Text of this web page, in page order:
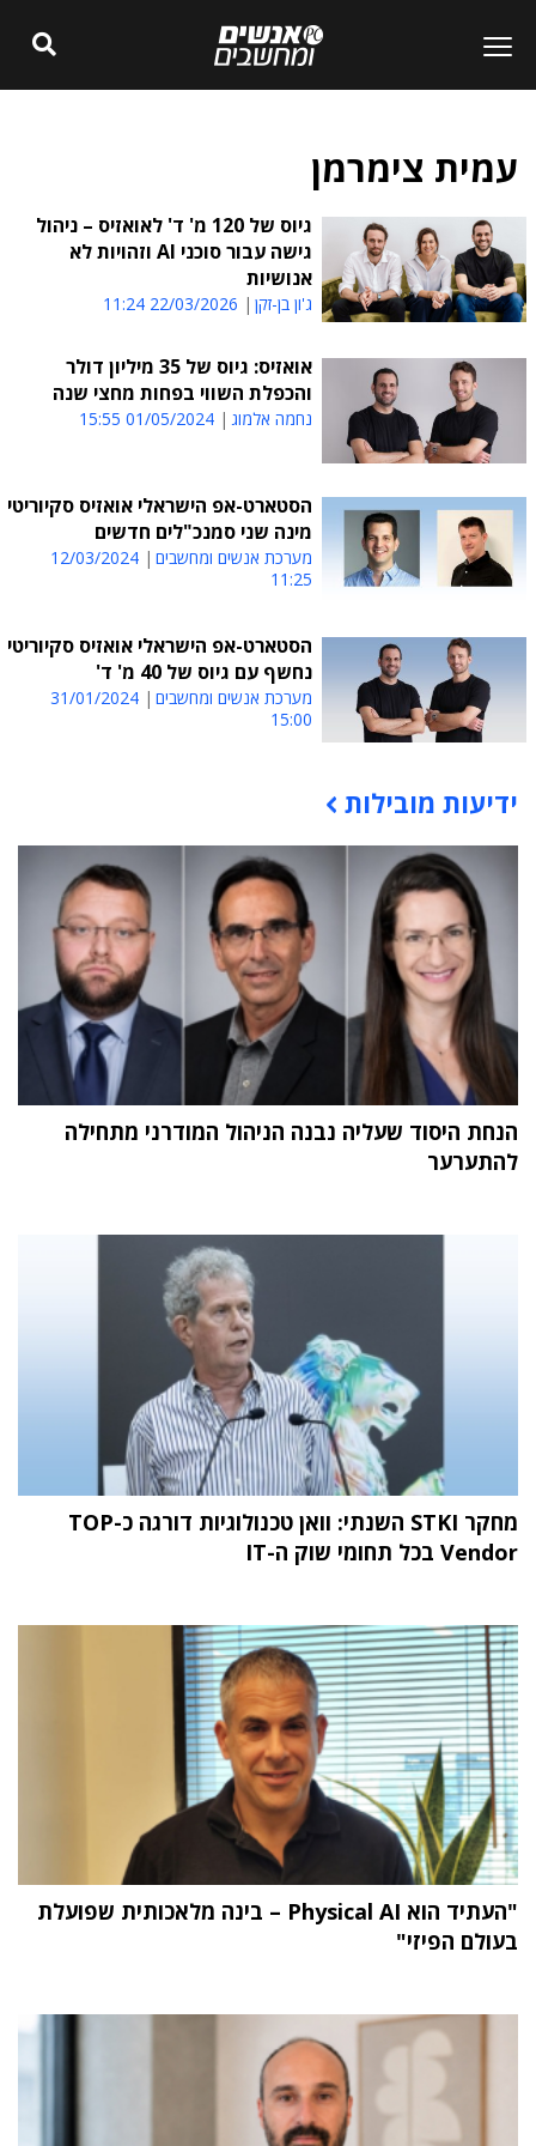
עמית צימרמן
גיוס של 120 מ' ד' לאואזיס – ניהול
גישה עבור סוכני AI וזהויות לא
אנושיות
ג'ון בן-זקן 22/03/2026 11:24
אואזיס: גיוס של 35 מיליון דולר
והכפלת השווי בפחות מחצי שנה
נחמה אלמוג 01/05/2024 15:55
הסטארט-אפ הישראלי אואזיס סקיוריטי
מינה שני סמנכ"לים חדשים
מערכת אנשים ומחשבים
12/03/2024
11:25
הסטארט-אפ הישראלי אואזיס סקיוריטי
נחשף עם גיוס של 40 מ' ד'
מערכת אנשים ומחשבים
31/01/2024
15:00
תוכן פרסומי
ידיעות מובילות
הנחת היסוד שעליה נבנה הניהול המודרני מתחילה
להתערער
מחקר STKI השנתי: וואן טכנולוגיות דורגה כ-TOP
Vendor בכל תחומי שוק ה-IT
"העתיד הוא Physical AI – בינה מלאכותית שפועלת
בעולם הפיזי"